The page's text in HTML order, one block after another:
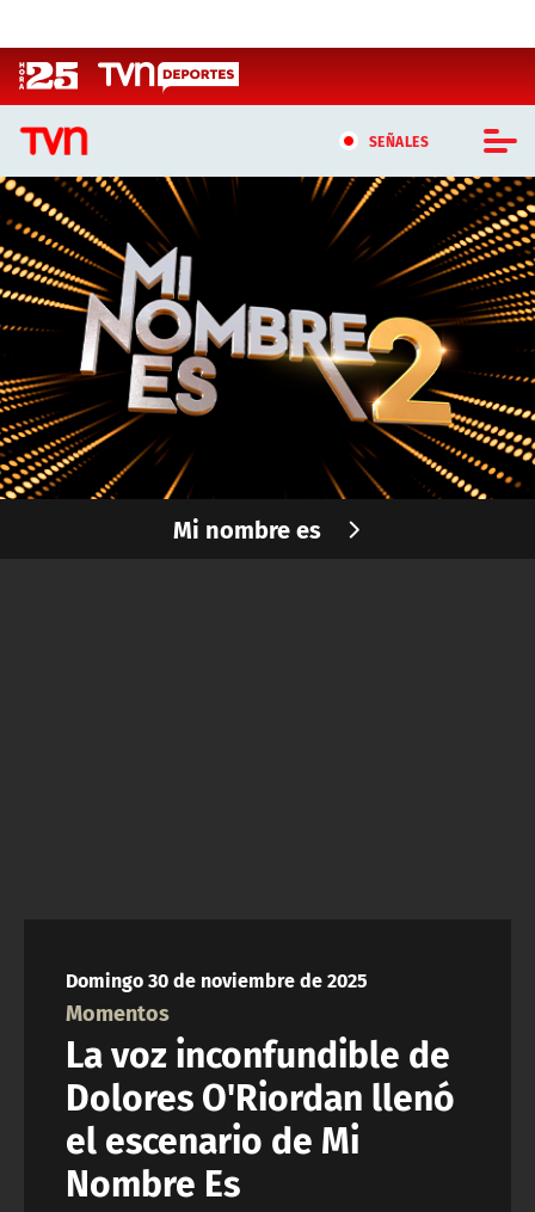
SEÑALES
CASTING MASTERCHEF CHILE
CASTING TVN VERTICAL
TVN VERTICAL
TVN PLAY
PROGRAMAS
TELESERIES
Mi nombre es
Domingo 30 de noviembre de 2025
Momentos
La voz inconfundible de
Dolores O'Riordan llenó
el escenario de Mi
Nombre Es